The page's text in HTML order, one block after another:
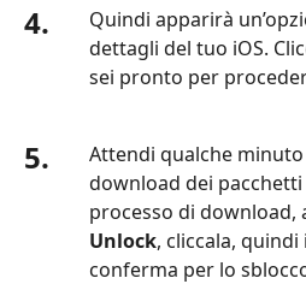
4.
Quindi apparirà
dettagli del tuo iOS.
sei pronto per
5.
Attendi qualche
download dei
processo di download,
Unlock, cliccala, quindi
conferma per lo